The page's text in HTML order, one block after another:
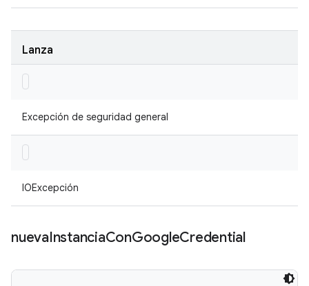
Lanza
Excepción de seguridad general
IOExcepción
nuevaInstanciaConGoogleCredential